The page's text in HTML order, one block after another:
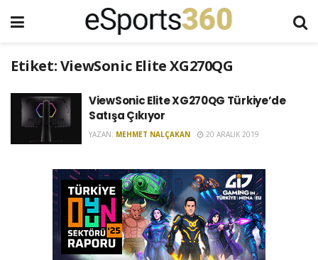
Etiket:ViewSonic Elite XG270QG
ViewSonic Elite XG270QG Türkiye’de
Satışa Çıkıyor
YAZAN: MEHMET NALÇAKAN 20 ARALIK 2019